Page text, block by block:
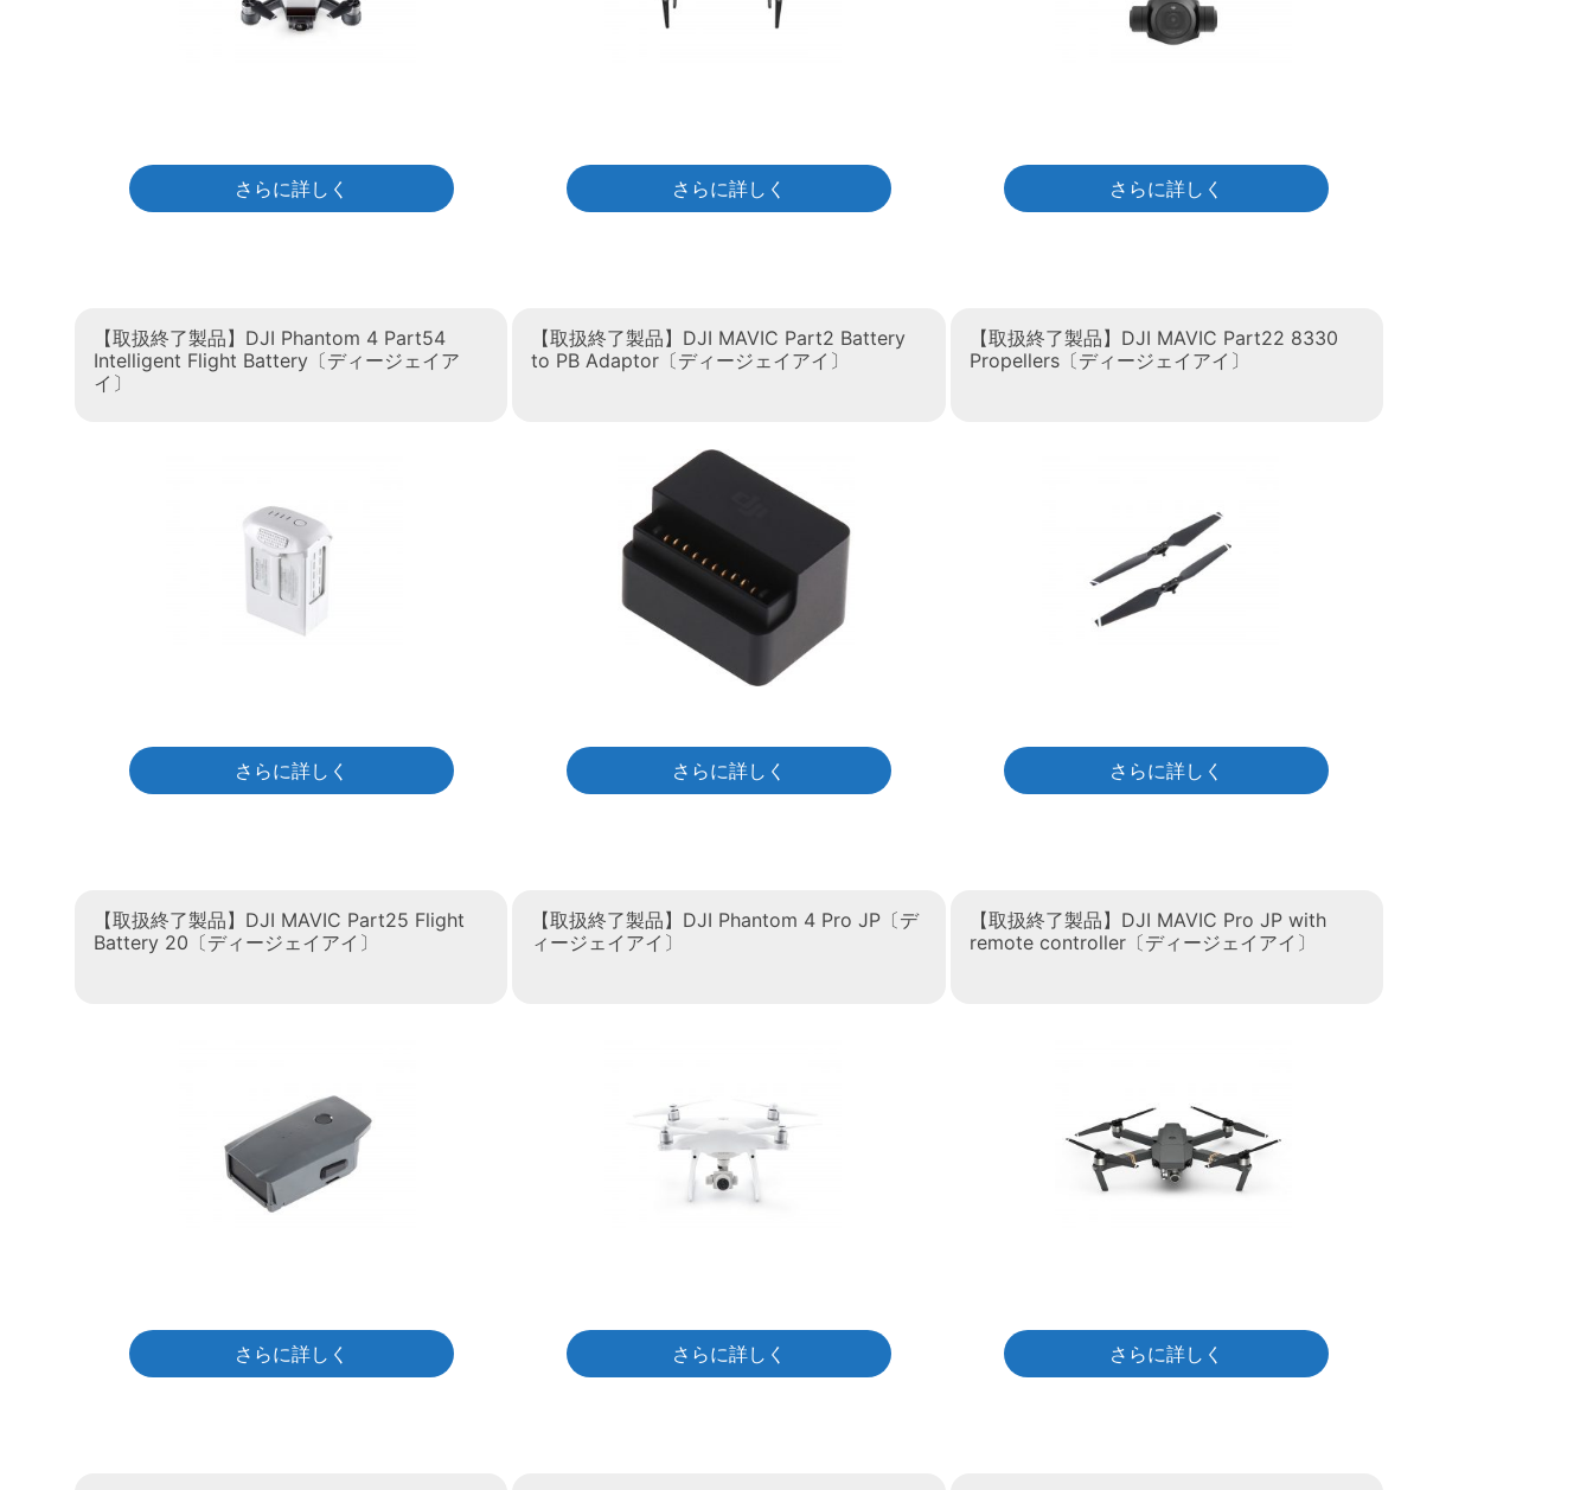
さらに詳しく さらに詳しく さらに詳しく
【取扱終了製品】DJI Phantom 4 Part54
Intelligent Flight Battery〔ディージェイア
イ〕
さらに詳しく
【取扱終了製品】DJI MAVIC Part2 Battery
to PB Adaptor〔ディージェイアイ〕
さらに詳しく
【取扱終了製品】DJI MAVIC Part22 8330
Propellers〔ディージェイアイ〕
さらに詳しく
【取扱終了製品】DJI MAVIC Part25 Flight
Battery 20〔ディージェイアイ〕
さらに詳しく
【取扱終了製品】DJI Phantom 4 Pro JP〔デ
ィージェイアイ〕
さらに詳しく
【取扱終了製品】DJI MAVIC Pro JP with
remote controller〔ディージェイアイ〕
さらに詳しく